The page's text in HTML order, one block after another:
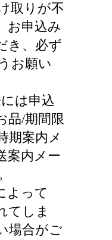
取りが不
お申込み
き、必ず
お願い
は申込
品/期間限
期案内メ
案内メー
よって
てしま
場合がご